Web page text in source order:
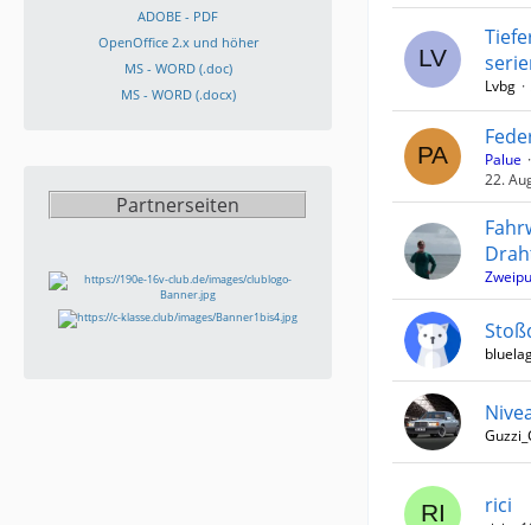
ADOBE - PDF
OpenOffice 2.x und höher
MS - WORD (.doc)
MS - WORD (.docx)
Partnerseiten
Lvbg
Palue
22.
rici